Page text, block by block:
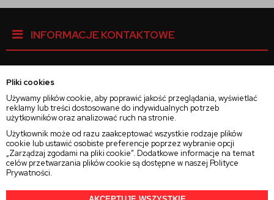
Pliki cookies
Używamy plików cookie, aby poprawić jakość przeglądania, wyświetlać
reklamy lub treści dostosowane do indywidualnych potrzeb
użytkowników oraz analizować ruch na stronie.
Użytkownik może od razu zaakceptować wszystkie rodzaje plików
cookie lub ustawić osobiste preferencje poprzez wybranie opcji
„Zarządzaj zgodami na pliki cookie”. Dodatkowe informacje na temat
celów przetwarzania plików cookie są dostępne w naszej Polityce
Prywatności.
INFORMACJE KONTAKTOWE
Facebook
Instagram
Twitter